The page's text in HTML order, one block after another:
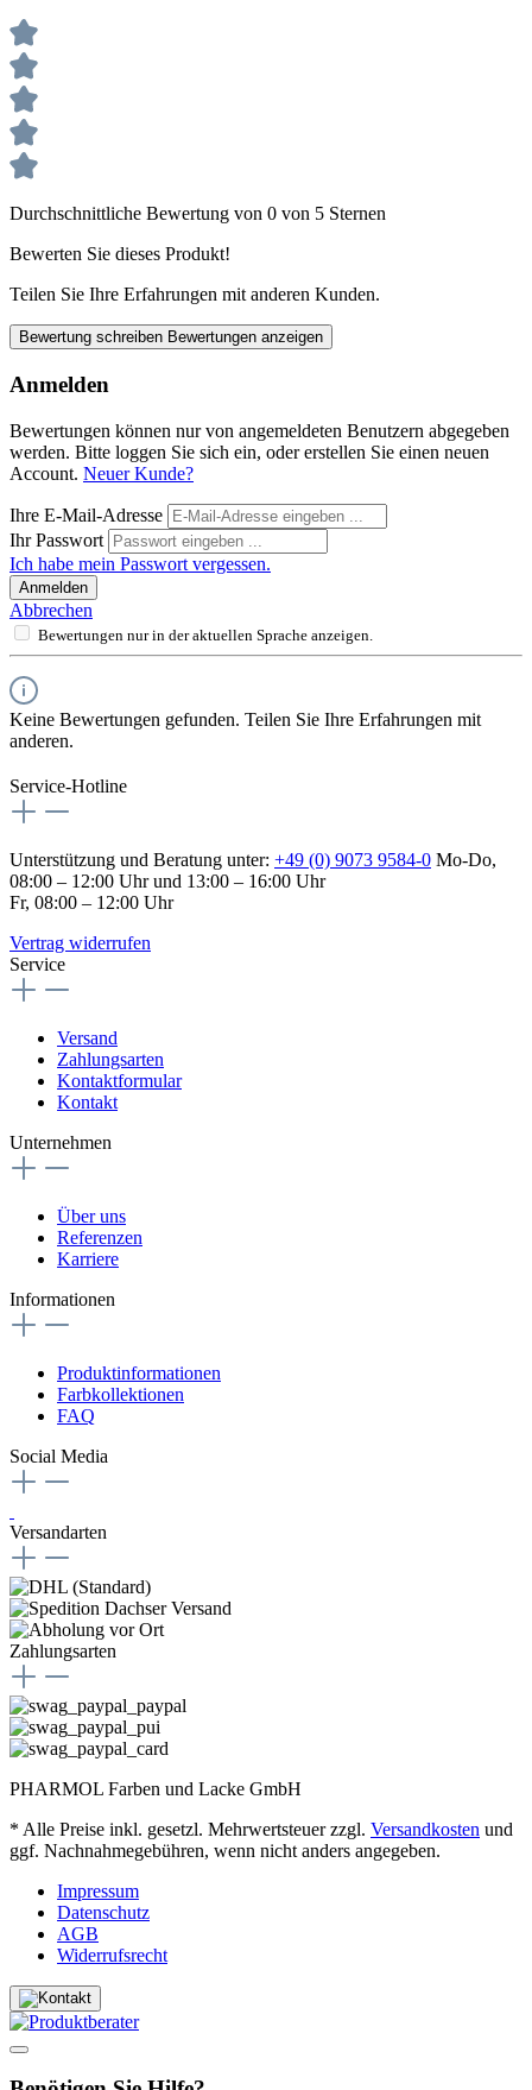
Durchschnittliche Bewertung von 0 von 5 Sternen
Bewerten Sie dieses Produkt!
Teilen Sie Ihre Erfahrungen mit anderen Kunden.
Bewertung schreiben Bewertungen anzeigen
Anmelden
Bewertungen können nur von angemeldeten Benutzern abgegeben
werden. Bitte loggen Sie sich ein, oder erstellen Sie einen neuen
Account. Neuer Kunde?
Ihre E-Mail-Adresse
Ihr Passwort
Ich habe mein Passwort vergessen.
Anmelden
Abbrechen
Bewertungen nur in der aktuellen Sprache anzeigen.
Keine Bewertungen gefunden. Teilen Sie Ihre Erfahrungen mit
anderen.
Service-Hotline
Unterstützung und Beratung unter: +49 (0) 9073 9584-0 Mo-Do,
08:00 – 12:00 Uhr und 13:00 – 16:00 Uhr
Fr, 08:00 – 12:00 Uhr
Vertrag widerrufen
Service
Versand
Zahlungsarten
Kontaktformular
Kontakt
Unternehmen
Über uns
Referenzen
Karriere
Informationen
Produktinformationen
Farbkollektionen
FAQ
Social Media
Versandarten
Zahlungsarten
PHARMOL Farben und Lacke GmbH
* Alle Preise inkl. gesetzl. Mehrwertsteuer zzgl. Versandkosten und
ggf. Nachnahmegebühren, wenn nicht anders angegeben.
Impressum
Datenschutz
AGB
Widerrufsrecht